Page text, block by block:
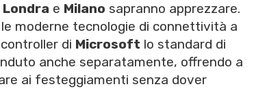
Londra e Milano sapranno apprezzare.
moderne tecnologie di connettività a
di Microsoft lo standard di
anche separatamente, offrendo a
ai festeggiamenti senza dover